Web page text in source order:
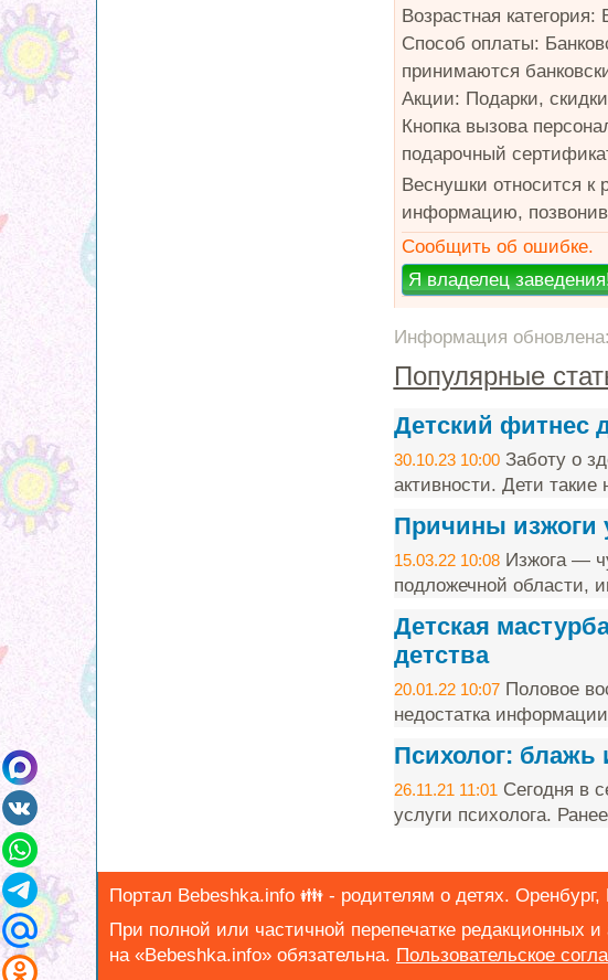
Возрастная
Способ оплаты:
принимаются
Акции: Подарки,
Кнопка вызова
подарочный
Веснушки относится к
информацию, позвонив
Сообщить об ошибке.
Информация
Популярные
Детский фитнес
30.10.23 10:00Заботу о
активности. Дети
Причины изжоги
15.03.22 10:08Изжога —
подложечной области,
Детская
детства
20.01.22 10:07Половое
недостатка
Психолог: блажь
26.11.21 11:01Сегодня в
услуги психолога.
Портал Bebeshka.info 👪 - родителям о детях. Оренбург,
При полной или частичной перепечатке редакционных
на «Bebeshka.info» обязательна.